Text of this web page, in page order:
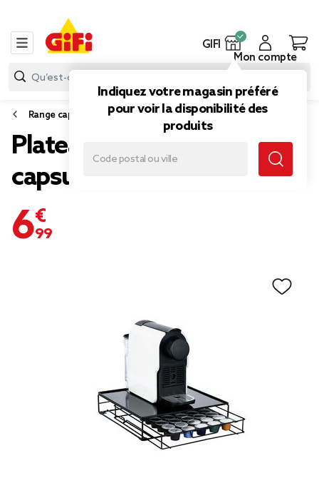
GIFI
Indiquez votre magasin préféré
pour voir la disponibilité des
produits
Mon compte
Range capsules
Plateau avec tiroir à
capsules en métal noir
6,99 €